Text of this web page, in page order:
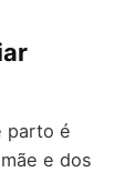
parto é
e dos